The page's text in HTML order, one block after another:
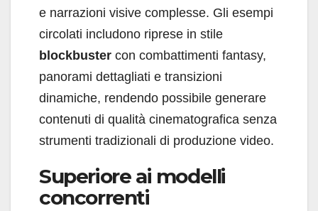
e narrazioni visive complesse. Gli esempi
circolati includono riprese in stile
blockbuster con combattimenti fantasy,
panorami dettagliati e transizioni
dinamiche, rendendo possibile generare
contenuti di qualità cinematografica senza
strumenti tradizionali di produzione video.
Superiore ai modelli
concorrenti